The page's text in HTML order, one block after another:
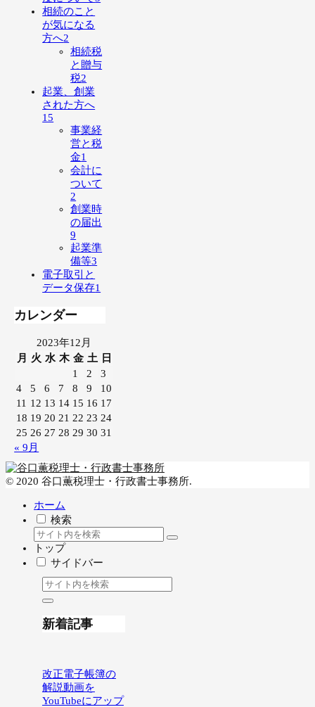
相続のこと
が気になる
方へ2
相続税
と贈与
税2
起業、創業
された方へ
15
事業経
営と税
金1
会計に
ついて
2
創業時
の届出
9
起業準
備等3
電子取引と
データ保存1
カレンダー
2023年12月
月
火 水 木 金 土
日
1
2
3
4
5 6 7 8 9
10
11 12 13 14 15 16 17
18 19 20 21 22 23 24
25 26 27 28 29 30 31
« 9月
© 2020 谷口薫税理士・行政書士事務所.
ホーム
検索
トップ
サイドバー
新着記事
改正電子帳簿の
解説動画を
YouTubeにアップ